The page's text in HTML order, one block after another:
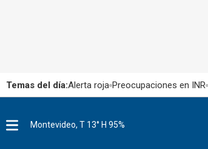
Temas del día:Alerta roja Preocupaciones en INR
Montevideo, T 13° H 95%